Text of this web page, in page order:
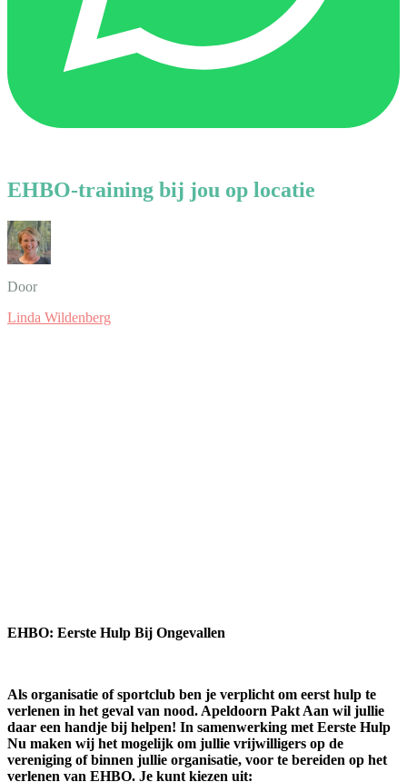
EHBO-training bij jou op locatie
Door
Linda Wildenberg
EHBO: Eerste Hulp Bij Ongevallen
Als organisatie of sportclub ben je verplicht om eerst hulp te
verlenen in het geval van nood. Apeldoorn Pakt Aan wil jullie
daar een handje bij helpen! In samenwerking met Eerste Hulp
Nu maken wij het mogelijk om jullie vrijwilligers op de
vereniging of binnen jullie organisatie, voor te bereiden op het
verlenen van EHBO. Je kunt kiezen uit: